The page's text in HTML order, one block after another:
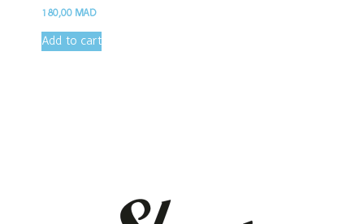
180,00 MAD
Add to cart